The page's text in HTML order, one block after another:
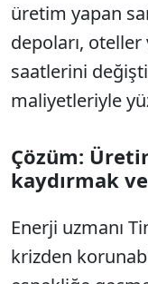
üretim yapan
depoları,
saatlerini
maliyetleriyle
Çözüm:
kaydırmak
Enerji uzmanı
krizden